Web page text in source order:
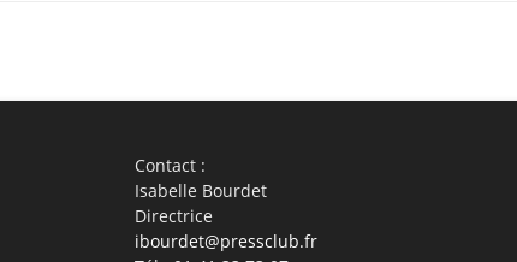
Contact :
Isabelle Bourdet
Directrice
ibourdet@pressclub.fr